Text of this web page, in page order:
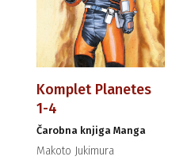
Komplet Planetes
1-4
Čarobna knjiga Manga
Makoto Jukimura